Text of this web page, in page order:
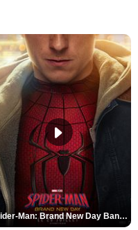
Spider-Man: Brand New Day Bande-annonce VO STFR